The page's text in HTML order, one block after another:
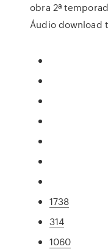
obra 2ª
Áudio download
1738
314
1060